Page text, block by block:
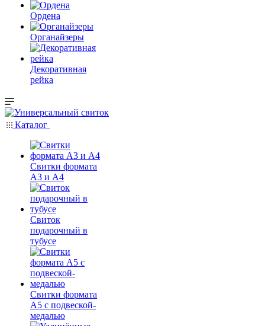
Ордена
Органайзеры
Декоративная
рейка
Каталог
Свитки формата
А3 и А4
Свиток
подарочный в
тубусе
Свитки формата
А5 с подвеской-
медалью